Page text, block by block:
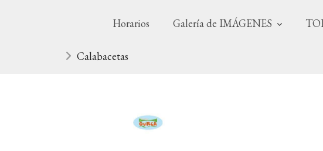
Horarios Galería de IMÁGENES
Calabacetas